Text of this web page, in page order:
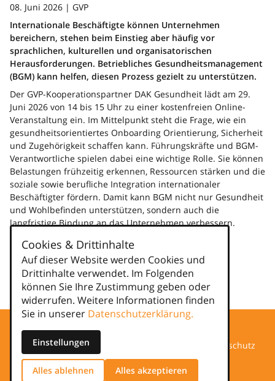
08. Juni 2026 | GVP
Internationale Beschäftigte können Unternehmen
bereichern, stehen beim Einstieg aber häufig vor
sprachlichen, kulturellen und organisatorischen
Herausforderungen. Betriebliches Gesundheitsmanagement
(BGM) kann helfen, diesen Prozess gezielt zu unterstützen.
Der GVP-Kooperationspartner DAK Gesundheit lädt am 29.
Juni 2026 von 14 bis 15 Uhr zu einer kostenfreien Online-
Veranstaltung ein. Im Mittelpunkt steht die Frage, wie ein
gesundheitsorientiertes Onboarding Orientierung, Sicherheit
und Zugehörigkeit schaffen kann. Führungskräfte und BGM-
Verantwortliche spielen dabei eine wichtige Rolle. Sie können
Belastungen frühzeitig erkennen, Ressourcen stärken und die
soziale sowie berufliche Integration internationaler
Beschäftigter fördern. Damit kann BGM nicht nur Gesundheit
und Wohlbefinden unterstützen, sondern auch die
langfristige Bindung an das Unternehmen verbessern.
weiterlesen
Kategorien
news
Datenschutz
Impressum
Cookies & Drittinhalte
Auf dieser Website werden Cookies und
Drittinhalte verwendet. Im Folgenden
können Sie Ihre Zustimmung geben oder
widerrufen. Weitere Informationen finden
Sie in unserer Datenschutzerklärung.
Einstellungen
Alles ablehnen Alles akzeptieren